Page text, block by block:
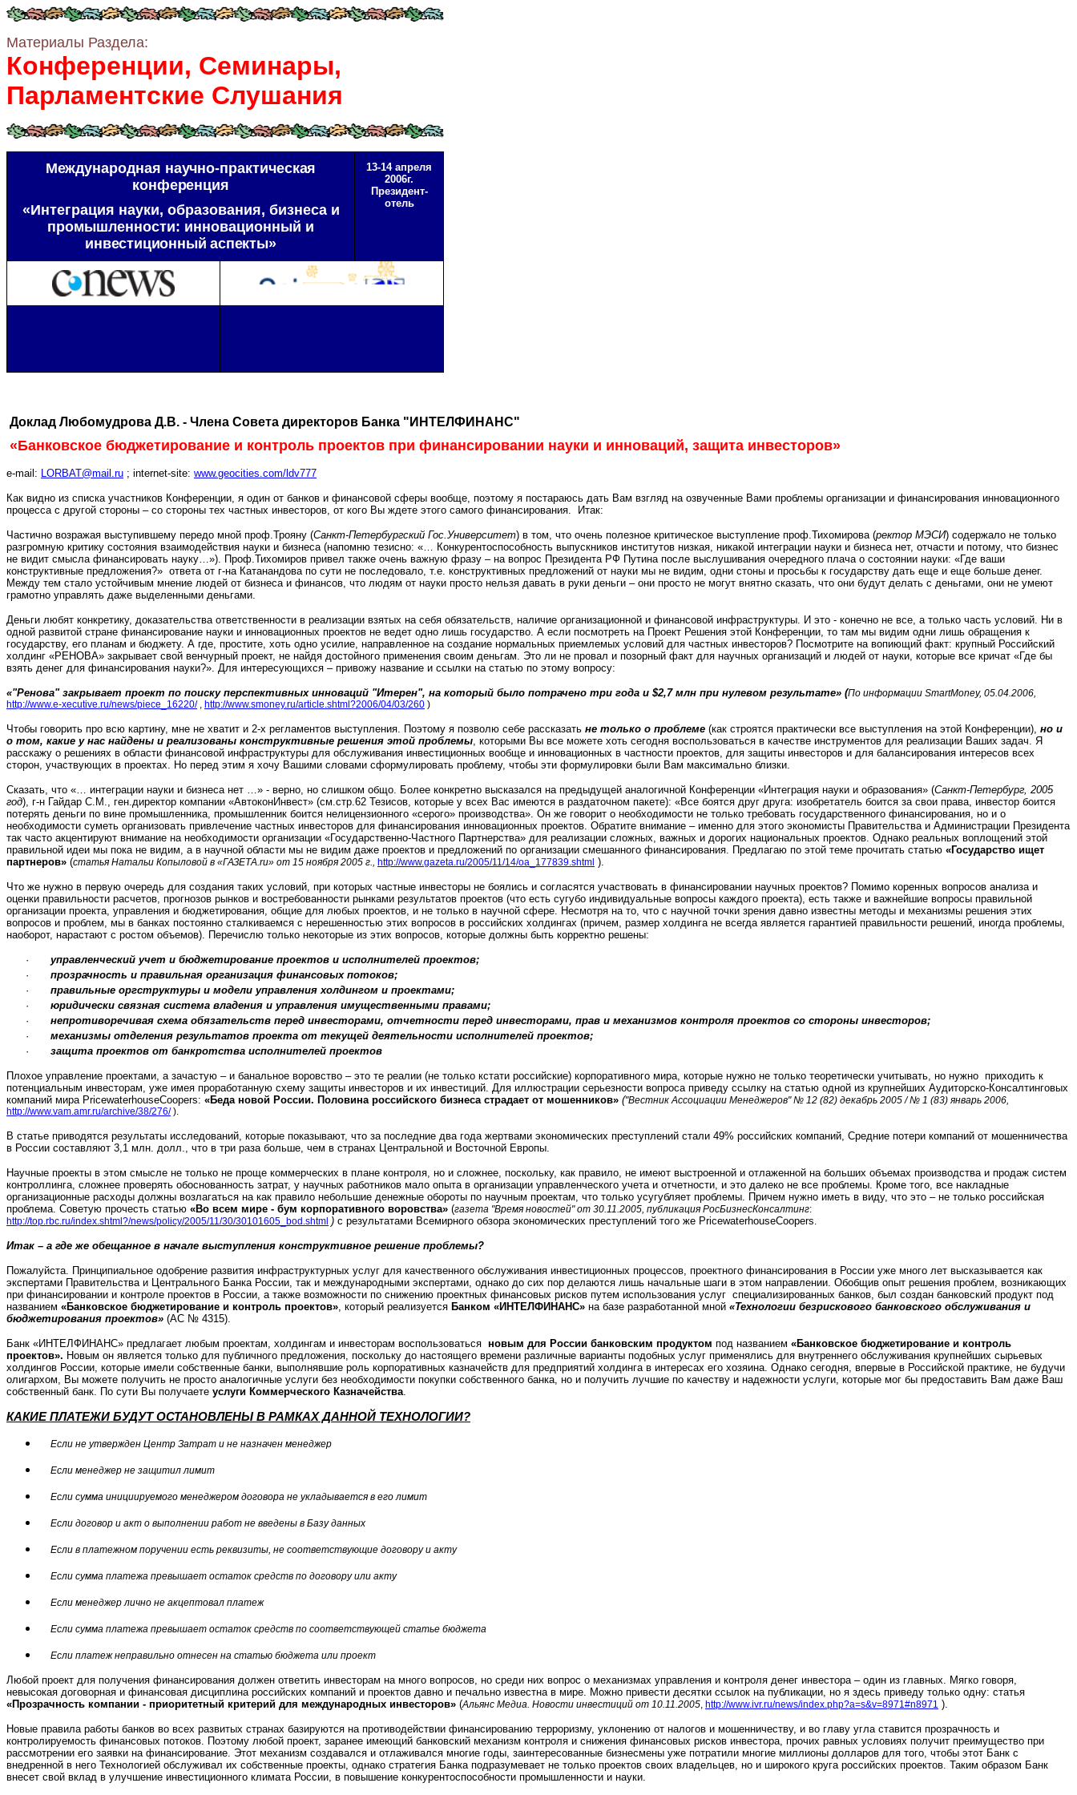
Материалы Раздела:
Конференции, Семинары,
Парламентские Слушания
Международная научно-практическая
конференция
«Интеграция науки, образования, бизнеса и
промышленности: инновационный и
инвестиционный аспекты»
13-14 апреля
2006г.
Президент-
отель
Доклад Любомудрова Д.В. - Члена Совета директоров Банка "ИНТЕЛФИНАНС"
«Банковское бюджетирование и контроль проектов при финансировании науки и инноваций, защита инвесторов»
e-mail: LORBAT@mail.ru ; internet-site: www.geocities.com/ldv777
Как видно из списка участников Конференции, я один от банков и финансовой сферы вообще, поэтому я постараюсь дать Вам взгляд на озвученные Вами проблемы организации и финансирования инновационного
процесса с другой стороны – со стороны тех частных инвесторов, от кого Вы ждете этого самого финансирования. Итак:
Частично возражая выступившему передо мной проф.Трояну (Санкт-Петербургский Гос.Университет) в том, что очень полезное критическое выступление проф.Тихомирова (ректор МЭСИ) содержало не только
разгромную критику состояния взаимодействия науки и бизнеса (напомню тезисно: «… Конкурентоспособность выпускников институтов низкая, никакой интеграции науки и бизнеса нет, отчасти и потому, что бизнес
не видит смысла финансировать науку…»). Проф.Тихомиров привел также очень важную фразу – на вопрос Президента РФ Путина после выслушивания очередного плача о состоянии науки: «Где ваши
конструктивные предложения?» ответа от г-на Катанандова по сути не последовало, т.е. конструктивных предложений от науки мы не видим, одни стоны и просьбы к государству дать еще и еще больше денег.
Между тем стало устойчивым мнение людей от бизнеса и финансов, что людям от науки просто нельзя давать в руки деньги – они просто не могут внятно сказать, что они будут делать с деньгами, они не умеют
грамотно управлять даже выделенными деньгами.
Деньги любят конкретику, доказательства ответственности в реализации взятых на себя обязательств, наличие организационной и финансовой инфраструктуры. И это - конечно не все, а только часть условий. Ни в
одной развитой стране финансирование науки и инновационных проектов не ведет одно лишь государство. А если посмотреть на Проект Решения этой Конференции, то там мы видим одни лишь обращения к
государству, его планам и бюджету. А где, простите, хоть одно усилие, направленное на создание нормальных приемлемых условий для частных инвесторов? Посмотрите на вопиющий факт: крупный Российский
холдинг «РЕНОВА» закрывает свой венчурный проект, не найдя достойного применения своим деньгам. Это ли не провал и позорный факт для научных организаций и людей от науки, которые все кричат «Где бы
взять денег для финансирования науки?». Для интересующихся – привожу название и ссылки на статью по этому вопросу:
«"Ренова" закрывает проект по поиску перспективных инноваций "Итерен", на который было потрачено три года и $2,7 млн при нулевом результате» (По информации SmartMoney, 05.04.2006,
http://www.e-xecutive.ru/news/piece_16220/, http://www.smoney.ru/article.shtml?2006/04/03/260 )
Чтобы говорить про всю картину, мне не хватит и 2-х регламентов выступления. Поэтому я позволю себе рассказать не только о проблеме (как строятся практически все выступления на этой Конференции), но и
о том, какие у нас найдены и реализованы конструктивные решения этой проблемы, которыми Вы все можете хоть сегодня воспользоваться в качестве инструментов для реализации Ваших задач. Я
расскажу о решениях в области финансовой инфраструктуры для обслуживания инвестиционных вообще и инновационных в частности проектов, для защиты инвесторов и для балансирования интересов всех
сторон, участвующих в проектах. Но перед этим я хочу Вашими словами сформулировать проблему, чтобы эти формулировки были Вам максимально близки.
Сказать, что «… интеграции науки и бизнеса нет …» - верно, но слишком общо. Более конкретно высказался на предыдущей аналогичной Конференции «Интеграция науки и образования» (Санкт-Петербург, 2005
год), г-н Гайдар С.М., ген.директор компании «АвтоконИнвест» (см.стр.62 Тезисов, которые у всех Вас имеются в раздаточном пакете): «Все боятся друг друга: изобретатель боится за свои права, инвестор боится
потерять деньги по вине промышленника, промышленник боится нелицензионного «серого» производства». Он же говорит о необходимости не только требовать государственного финансирования, но и о
необходимости суметь организовать привлечение частных инвесторов для финансирования инновационных проектов. Обратите внимание – именно для этого экономисты Правительства и Администрации Президента
так часто акцентируют внимание на необходимости организации «Государственно-Частного Партнерства» для реализации сложных, важных и дорогих национальных проектов. Однако реальных воплощений этой
правильной идеи мы пока не видим, а в научной области мы не видим даже проектов и предложений по организации смешанного финансирования. Предлагаю по этой теме прочитать статью «Государство ищет
партнеров» (статья Натальи Копыловой в «ГАЗЕТА.ru» от 15 ноября 2005 г., http://www.gazeta.ru/2005/11/14/oa_177839.shtml ).
Что же нужно в первую очередь для создания таких условий, при которых частные инвесторы не боялись и согласятся участвовать в финансировании научных проектов? Помимо коренных вопросов анализа и
оценки правильности расчетов, прогнозов рынков и востребованности рынками результатов проектов (что есть сугубо индивидуальные вопросы каждого проекта), есть также и важнейшие вопросы правильной
организации проекта, управления и бюджетирования, общие для любых проектов, и не только в научной сфере. Несмотря на то, что с научной точки зрения давно известны методы и механизмы решения этих
вопросов и проблем, мы в банках постоянно сталкиваемся с нерешенностью этих вопросов в российских холдингах (причем, размер холдинга не всегда является гарантией правильности решений, иногда проблемы,
наоборот, нарастают с ростом объемов). Перечислю только некоторые из этих вопросов, которые должны быть корректно решены:
·
управленческий учет и бюджетирование проектов и исполнителей проектов;
·
прозрачность и правильная организация финансовых потоков;
·
правильные оргструктуры и модели управления холдингом и проектами;
·
юридически связная система владения и управления имущественными правами;
·
непротиворечивая схема обязательств перед инвесторами, отчетности перед инвесторами, прав и механизмов контроля проектов со стороны инвесторов;
·
механизмы отделения результатов проекта от текущей деятельности исполнителей проектов;
·
защита проектов от банкротства исполнителей проектов
Плохое управление проектами, а зачастую – и банальное воровство – это те реалии (не только кстати российские) корпоративного мира, которые нужно не только теоретически учитывать, но нужно приходить к
потенциальным инвесторам, уже имея проработанную схему защиты инвесторов и их инвестиций. Для иллюстрации серьезности вопроса приведу ссылку на статью одной из крупнейших Аудиторско-Консалтинговых
компаний мира PricewaterhouseCoopers: «Беда новой России. Половина российского бизнеса страдает от мошенников» ("Вестник Ассоциации Менеджеров" № 12 (82) декабрь 2005 / № 1 (83) январь 2006,
http://www.vam.amr.ru/archive/38/276/).
В статье приводятся результаты исследований, которые показывают, что за последние два года жертвами экономических преступлений стали 49% российских компаний, Средние потери компаний от мошенничества
в России составляют 3,1 млн. долл., что в три раза больше, чем в странах Центральной и Восточной Европы.
Научные проекты в этом смысле не только не проще коммерческих в плане контроля, но и сложнее, поскольку, как правило, не имеют выстроенной и отлаженной на больших объемах производства и продаж систем
контроллинга, сложнее проверять обоснованность затрат, у научных работников мало опыта в организации управленческого учета и отчетности, и это далеко не все проблемы. Кроме того, все накладные
организационные расходы должны возлагаться на как правило небольшие денежные обороты по научным проектам, что только усугубляет проблемы. Причем нужно иметь в виду, что это – не только российская
проблема. Советую прочесть статью «Во всем мире - бум корпоративного воровства» (газета "Время новостей" от 30.11.2005, публикация РосБизнесКонсалтинг:
http://top.rbc.ru/index.shtml?/news/policy/2005/11/30/30101605_bod.shtml ) с результатами Всемирного обзора экономических преступлений того же PricewaterhouseCoopers.
Итак – а где же обещанное в начале выступления конструктивное решение проблемы?
Пожалуйста. Принципиальное одобрение развития инфраструктурных услуг для качественного обслуживания инвестиционных процессов, проектного финансирования в России уже много лет высказывается как
экспертами Правительства и Центрального Банка России, так и международными экспертами, однако до сих пор делаются лишь начальные шаги в этом направлении. Обобщив опыт решения проблем, возникающих
при финансировании и контроле проектов в России, а также возможности по снижению проектных финансовых рисков путем использования услуг специализированных банков, был создан банковский продукт под
названием «Банковское бюджетирование и контроль проектов», который реализуется Банком «ИНТЕЛФИНАНС» на базе разработанной мной «Технологии безрискового банковского обслуживания и
бюджетирования проектов» (АС № 4315).
Банк «ИНТЕЛФИНАНС» предлагает любым проектам, холдингам и инвесторам воспользоваться новым для России банковским продуктом под названием «Банковское бюджетирование и контроль
проектов». Новым он является только для публичного предложения, поскольку до настоящего времени различные варианты подобных услуг применялись для внутреннего обслуживания крупнейших сырьевых
холдингов России, которые имели собственные банки, выполнявшие роль корпоративных казначейств для предприятий холдинга в интересах его хозяина. Однако сегодня, впервые в Российской практике, не будучи
олигархом, Вы можете получить не просто аналогичные услуги без необходимости покупки собственного банка, но и получить лучшие по качеству и надежности услуги, которые мог бы предоставить Вам даже Ваш
собственный банк. По сути Вы получаете услуги Коммерческого Казначейства.
КАКИЕ ПЛАТЕЖИ БУДУТ ОСТАНОВЛЕНЫ В РАМКАХ ДАННОЙ ТЕХНОЛОГИИ?
Если не утвержден Центр Затрат и не назначен менеджер
Если менеджер не защитил лимит
Если сумма инициируемого менеджером договора не укладывается в его лимит
Если договор и акт о выполнении работ не введены в Базу данных
Если в платежном поручении есть реквизиты, не соответствующие договору и акту
Если сумма платежа превышает остаток средств по договору или акту
Если менеджер лично не акцептовал платеж
Если сумма платежа превышает остаток средств по соответствующей статье бюджета
Если платеж неправильно отнесен на статью бюджета или проект
Любой проект для получения финансирования должен ответить инвесторам на много вопросов, но среди них вопрос о механизмах управления и контроля денег инвестора – один из главных. Мягко говоря,
невысокая договорная и финансовая дисциплина российских компаний и проектов давно и печально известна в мире. Можно привести десятки ссылок на публикации, но я здесь приведу только одну: статья
«Прозрачность компании - приоритетный критерий для международных инвесторов» (Альянс Медиа. Новости инвестиций от 10.11.2005, http://www.ivr.ru/news/index.php?a=s&v=8971#n8971 ).
Новые правила работы банков во всех развитых странах базируются на противодействии финансированию терроризму, уклонению от налогов и мошенничеству, и во главу угла ставится прозрачность и
контролируемость финансовых потоков. Поэтому любой проект, заранее имеющий банковский механизм контроля и снижения финансовых рисков инвестора, прочих равных условиях получит преимущество при
рассмотрении его заявки на финансирование. Этот механизм создавался и отлаживался многие годы, заинтересованные бизнесмены уже потратили многие миллионы долларов для того, чтобы этот Банк с
внедренной в него Технологией обслуживал их собственные проекты, однако стратегия Банка подразумевает не только проектов своих владельцев, но и широкого круга российских проектов. Таким образом Банк
внесет свой вклад в улучшение инвестиционного климата России, в повышение конкурентоспособности промышленности и науки.